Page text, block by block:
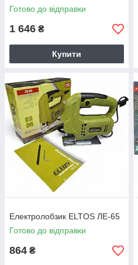
Готово до відправки
1 646 ₴
Купити
Електролобзик ELTOS ЛЕ-65
Готово до відправки
864 ₴